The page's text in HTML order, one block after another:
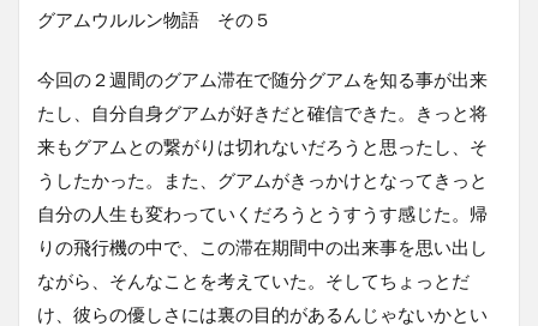
グアムウルルン物語 その５
今回の２週間のグアム滞在で随分グアムを知る事が出来
たし、自分自身グアムが好きだと確信できた。きっと将
来もグアムとの繋がりは切れないだろうと思ったし、そ
うしたかった。また、グアムがきっかけとなってきっと
自分の人生も変わっていくだろうとうすうす感じた。帰
りの飛行機の中で、この滞在期間中の出来事を思い出し
ながら、そんなことを考えていた。そしてちょっとだ
け、彼らの優しさには裏の目的があるんじゃないかとい